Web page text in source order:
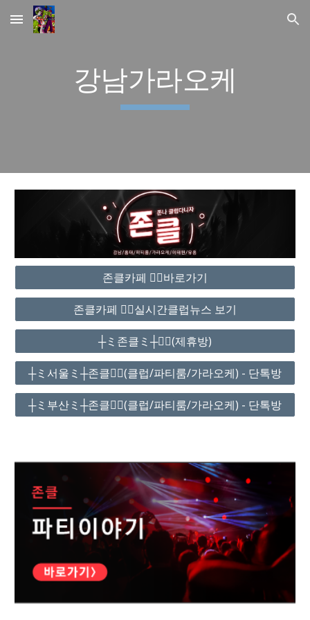
Skip to main content Skip to navigation
강남가라오케
존클카페 ❤️‍🔥바로가기
존클카페 ❤️‍🔥실시간클럽뉴스 보기
┼ミ존클ミ┼❤️‍🔥(제휴방)
┼ミ서울ミ┼존클❤️‍🔥(클럽/파티룸/가라오케) - 단톡방
┼ミ부산ミ┼존클❤️‍🔥(클럽/파티룸/가라오케) - 단톡방